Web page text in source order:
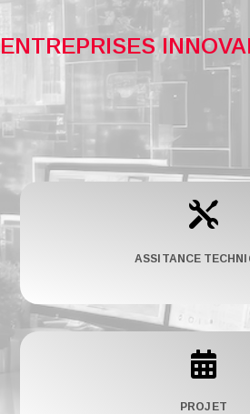
ENTREPRISES

ASSITANCE

PROJET